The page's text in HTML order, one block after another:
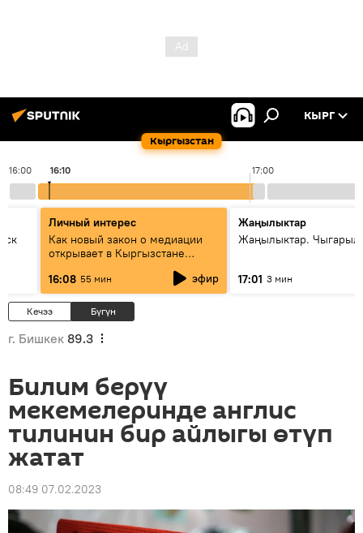
Кыргызстан
КЫРГ
16:00 17:00
16:10
Личный интерес
Как новый закон о медиации
открывает в Кыргызстане
16:08 55 мин эфир
Жаңылыктар
Жаңылыктар.
17:01 3 мин
Кечээ Бүгүн
г. Бишкек 89.3
Билим берүү
мекемелеринде англис
тилинин бир айлыгы өтүп
жатат
08:49 07.02.2023